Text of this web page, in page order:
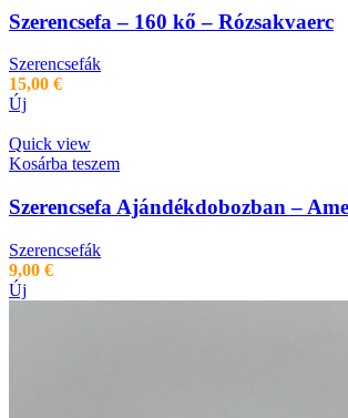
Szerencsefa – 160 kő – Rózsakvaerc
Szerencsefák
15,00 €
Új
Quick view
Kosárba teszem
Szerencsefa Ajándékdobozban –
Szerencsefák
9,00 €
Új